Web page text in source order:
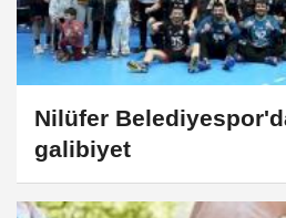
Nilüfer
galibiyet